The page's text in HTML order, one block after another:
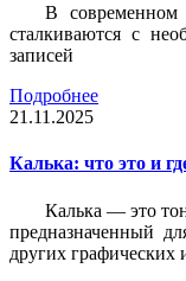
В современном
сталкиваются с
записей
Подробнее
21.11.2025
Калька: что это и
Калька — это
предназначенный
других графических